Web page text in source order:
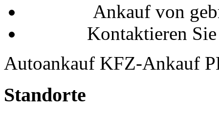
Ankauf von
Kontaktieren
Autoankauf KFZ-Ankauf
Standorte